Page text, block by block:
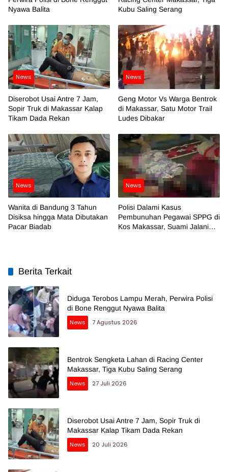
Nyawa Balita
Kubu Saling Serang
News
Diserobot Usai Antre 7 Jam,
Sopir Truk di Makassar Kalap
Tikam Dada Rekan
News
Geng Motor Vs Warga Bentrok
di Makassar, Satu Motor Trail
Ludes Dibakar
News
Wanita di Bandung 3 Tahun
Disiksa hingga Mata Dibutakan
Pacar Biadab
News
Polisi Dalami Kasus
Pembunuhan Pegawai SPPG di
Kos Makassar, Suami Jalani
Berita Terkait
Diduga Terobos Lampu Merah, Perwira Polisi
di Bone Renggut Nyawa Balita
News
7 Agustus 2026
Bentrok Sengketa Lahan di Racing Center
Makassar, Tiga Kubu Saling Serang
News
27 Juli 2026
Diserobot Usai Antre 7 Jam, Sopir Truk di
Makassar Kalap Tikam Dada Rekan
News
20 Juli 2026